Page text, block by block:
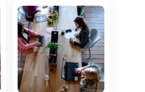
финансового
равновесия.
Узнайте, как
управлять долгами
и достичь
финансовой
гармонии, следуя